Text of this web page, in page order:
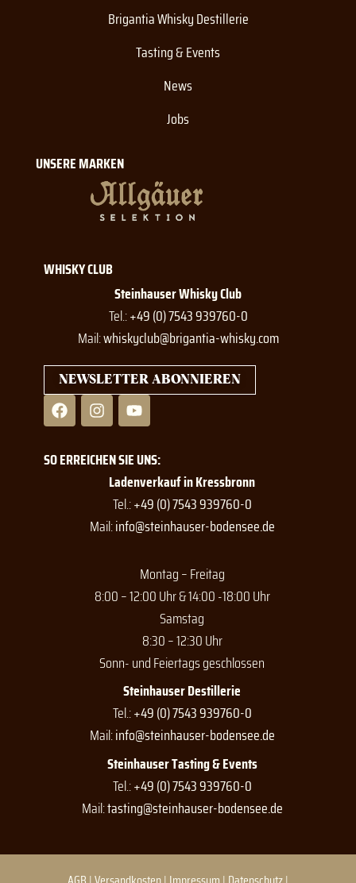
Brigantia Whisky Destillerie
Tasting & Events
News
Jobs
UNSERE MARKEN
WHISKY CLUB
Steinhauser Whisky Club
Tel.:+49 (0) 7543 939760-0
Mail:whiskyclub@brigantia-whisky.com
NEWSLETTER ABONNIEREN
F
a
c
e
b
I
n
s
t
a
m
Y
o
u
t
u
b
e
SO ERREICHEN SIE UNS:
Ladenverkauf in Kressbronn
Tel.:+49 (0) 7543 939760-0
Mail:info@steinhauser-bodensee.de
Montag – Freitag
8:00 – 12:00 Uhr & 14:00 -18:00 Uhr
Samstag
8:30 – 12:30 Uhr
Sonn- und Feiertags geschlossen
Steinhauser Destillerie
Tel.:+49 (0) 7543 939760-0
Mail:info@steinhauser-bodensee.de
Steinhauser Tasting & Events
Tel.:+49 (0) 7543 939760-0
Mail:tasting@steinhauser-bodensee.de